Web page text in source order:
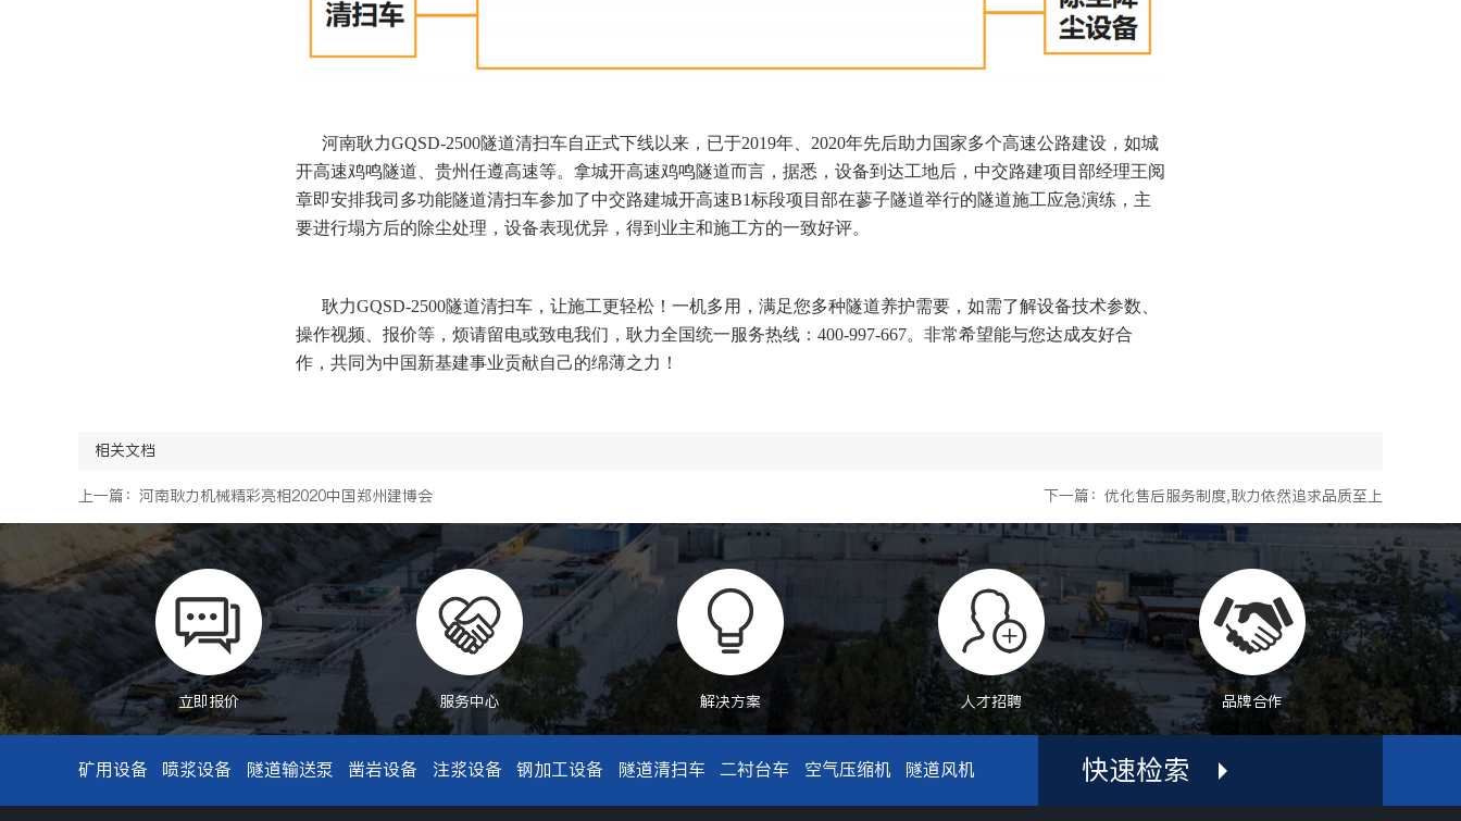
河南耿力GQSD-2500隧道清扫车自正式下线以来，已于2019年、2020年先后助力国家多个高速公路建设，如城
开高速鸡鸣隧道、贵州任遵高速等。拿城开高速鸡鸣隧道而言，据悉，设备到达工地后，中交路建项目部经理王阅
章即安排我司多功能隧道清扫车参加了中交路建城开高速B1标段项目部在蓼子隧道举行的隧道施工应急演练，主
要进行塌方后的除尘处理，设备表现优异，得到业主和施工方的一致好评。
耿力GQSD-2500隧道清扫车，让施工更轻松！一机多用，满足您多种隧道养护需要，如需了解设备技术参数、
操作视频、报价等，烦请留电或致电我们，耿力全国统一服务热线：400-997-667。非常希望能与您达成友好合
作，共同为中国新基建事业贡献自己的绵薄之力！
相关文档
上一篇：河南耿力机械精彩亮相2020中国郑州建博会 下一篇：优化售后服务制度,耿力依然追求品质至上
立即报价 服务中心 解决方案 人才招聘 品牌合作
矿用设备 喷浆设备 隧道输送泵 凿岩设备 注浆设备 钢加工设备 隧道清扫车 二衬台车 空气压缩机 隧道风机 快速检索